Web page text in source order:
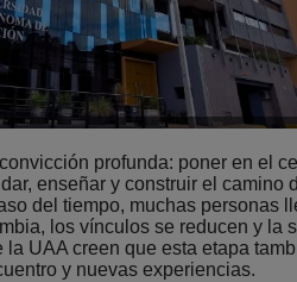
profunda: poner en el
enseñar y construir el camino
del tiempo, muchas personas
los vínculos se reducen y la
UAA creen que esta etapa
y nuevas experiencias.